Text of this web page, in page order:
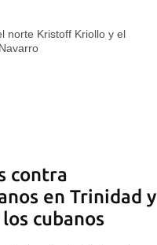
norte Kristoff Kriollo y el
contra
en Trinidad y
cubanos